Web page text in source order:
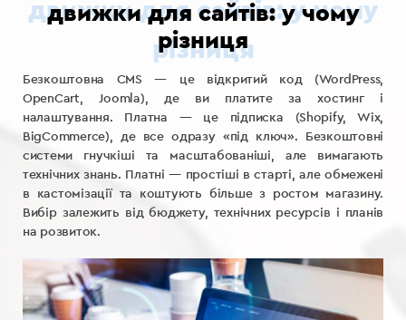
движки для сайтів: у чому
різниця
Безкоштовна CMS — це відкритий код (WordPress,
OpenCart, Joomla), де ви платите за хостинг і
налаштування. Платна — це підписка (Shopify, Wix,
BigCommerce), де все одразу «під ключ». Безкоштовні
системи гнучкіші та масштабованіші, але вимагають
технічних знань. Платні — простіші в старті, але обмежені
в кастомізації та коштують більше з ростом магазину.
Вибір залежить від бюджету, технічних ресурсів і планів
на розвиток.